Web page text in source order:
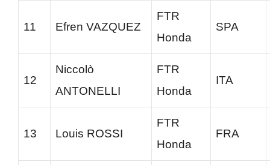
11 Efren VAZQUEZ
FTR
Honda
SPA
12
Niccolò
ANTONELLI
FTR
Honda
ITA
13 Louis ROSSI
FTR
Honda
FRA